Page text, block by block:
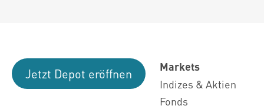
Jetzt Depot eröffnen
Markets
Indizes & Aktien
Fonds